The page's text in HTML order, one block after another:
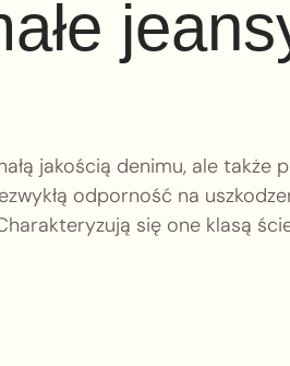
jakością denimu, ale także
odporność na
się one klasą